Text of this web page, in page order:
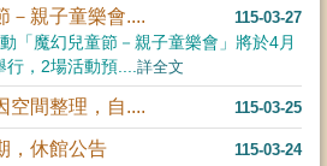
115-03-27
－親子童樂會....
「魔幻兒童節－親子童樂會」將於4月
行，2場活動預....詳全文
115-03-25
空間整理，自....
115-03-24
，休館公告